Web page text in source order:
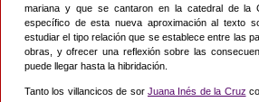
mariana y que se cantaron en la catedral de la
específico de esta nueva aproximación al texto
estudiar el tipo relación que se establece entre las
obras, y ofrecer una reflexión sobre las
puede llegar hasta la hibridación.
Tanto los villancicos de sor Juana Inés de la Cruz